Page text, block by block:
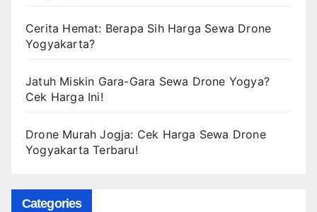
Cerita Hemat: Berapa Sih Harga Sewa Drone
Yogyakarta?
Jatuh Miskin Gara-Gara Sewa Drone Yogya?
Cek Harga Ini!
Drone Murah Jogja: Cek Harga Sewa Drone
Yogyakarta Terbaru!
Categories